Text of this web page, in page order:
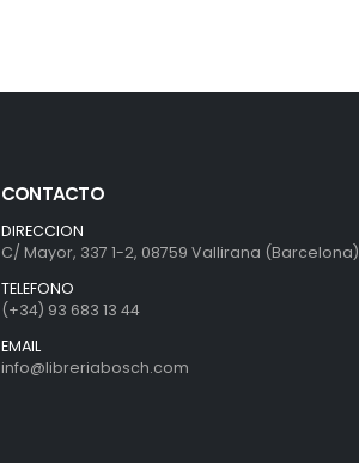
CONTACTO
DIRECCION
C/ Mayor, 337 1-2, 08759 Vallirana (Barcelona)
TELEFONO
(+34) 93 683 13 44
EMAIL
info@libreriabosch.com